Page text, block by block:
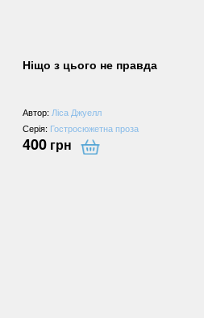
Ніщо з цього не правда
Автор: Ліса Джуелл
Серія: Гостросюжетна проза
400 грн